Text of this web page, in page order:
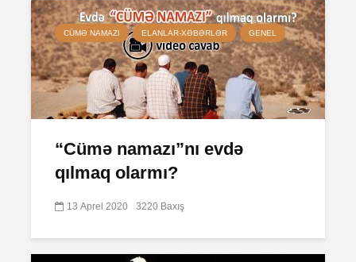
CÜMƏ NAMAZI ELANLAR-XƏBƏRLƏR GENEL
“Сümə namazı”nı evdə
qılmaq olarmı?
13 Aprel 2020 3220 Baxış